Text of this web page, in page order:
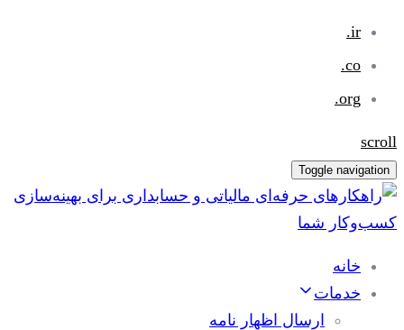
ir.
co.
org.
scroll
Toggle navigation
خانه
خدمات
ارسال اظهار نامه